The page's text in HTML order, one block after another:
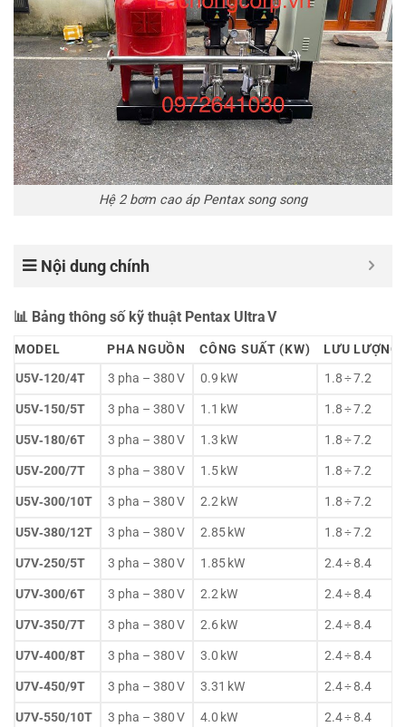
Hệ 2 bơm cao áp Pentax song song
Nội dung chính
📊 Bảng thông số kỹ thuật Pentax Ultra V
MODEL PHA NGUỒN CÔNG SUẤT (KW)
LƯU LƯỢNG
U5V‑120/4T
3 pha – 380 V 0.9 kW
1.8 ÷ 7.2
U5V‑150/5T
3 pha – 380 V 1.1 kW
1.8 ÷ 7.2
U5V‑180/6T
3 pha – 380 V 1.3 kW
1.8 ÷ 7.2
U5V‑200/7T
3 pha – 380 V 1.5 kW
1.8 ÷ 7.2
U5V‑300/10T
3 pha – 380 V 2.2 kW
1.8 ÷ 7.2
U5V‑380/12T
3 pha – 380 V 2.85 kW
1.8 ÷ 7.2
U7V‑250/5T
3 pha – 380 V 1.85 kW
2.4 ÷ 8.4
U7V‑300/6T
3 pha – 380 V 2.2 kW
2.4 ÷ 8.4
U7V‑350/7T
3 pha – 380 V 2.6 kW
2.4 ÷ 8.4
U7V‑400/8T
3 pha – 380 V 3.0 kW
2.4 ÷ 8.4
U7V‑450/9T
3 pha – 380 V 3.31 kW
2.4 ÷ 8.4
U7V‑550/10T
3 pha – 380 V 4.0 kW
2.4 ÷ 8.4